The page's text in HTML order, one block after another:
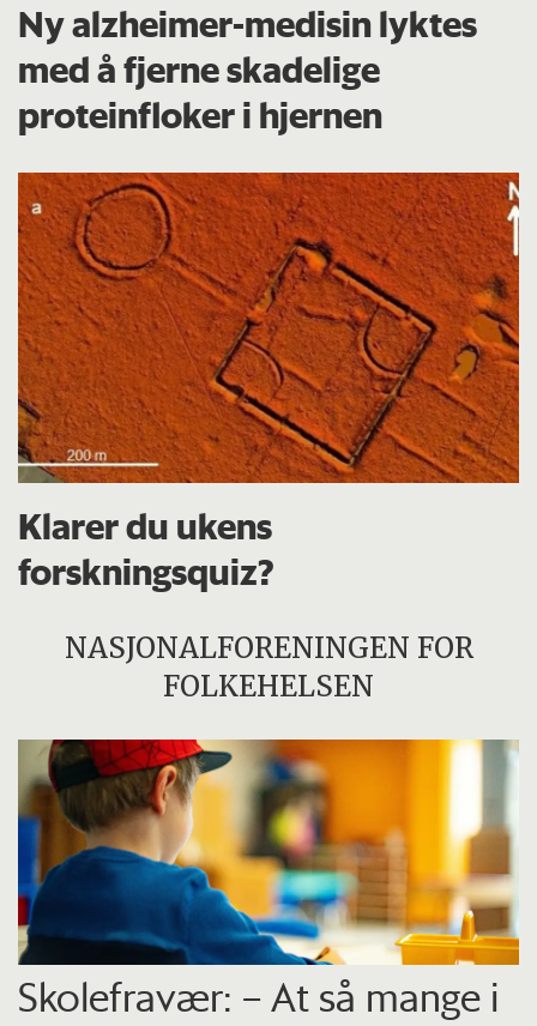
Ny alzheimer-medisin lyktes
med å fjerne skadelige
proteinfloker i hjernen
Klarer du ukens
forskningsquiz?
NASJONALFORENINGEN FOR
FOLKEHELSEN
Skolefravær: – At så mange i